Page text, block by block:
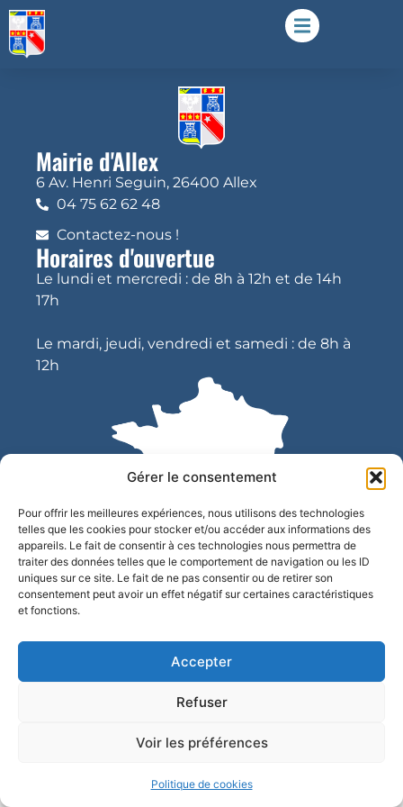
Gérer le consentement
Pour offrir les meilleures expériences, nous utilisons des technologies
telles que les cookies pour stocker et/ou accéder aux informations des
appareils. Le fait de consentir à ces technologies nous permettra de
traiter des données telles que le comportement de navigation ou les ID
uniques sur ce site. Le fait de ne pas consentir ou de retirer son
consentement peut avoir un effet négatif sur certaines caractéristiques
et fonctions.
Accepter
Refuser
Voir les préférences
Politique de cookies
Mairie d'Allex
6 Av. Henri Seguin, 26400 Allex
04 75 62 62 48
Contactez-nous !
Horaires d'ouvertue
Le lundi et mercredi : de 8h à 12h et de 14h
17h
Le mardi, jeudi, vendredi et samedi : de 8h à
12h
AccessibilitéConfidentialitéMentions légales
Plan du site